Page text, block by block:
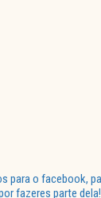
para o facebook,
fazeres parte dela!